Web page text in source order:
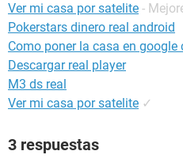
Ver mi casa por satelite -
Pokerstars dinero real android
Como poner la casa en google
Descargar real player
M3 ds real
Ver mi casa por satelite ✓
3 respuestas